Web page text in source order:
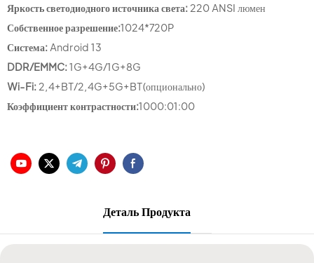
Яркость светодиодного источника света: 220 ANSI люмен
Собственное разрешение:1024*720P
Система: Android 13
DDR/EMMC:1G+4G/1G+8G
Wi-Fi: 2,4+BT/2,4G+5G+BT(опционально)
Коэффициент контрастности:1000:01:00
Деталь Продукта